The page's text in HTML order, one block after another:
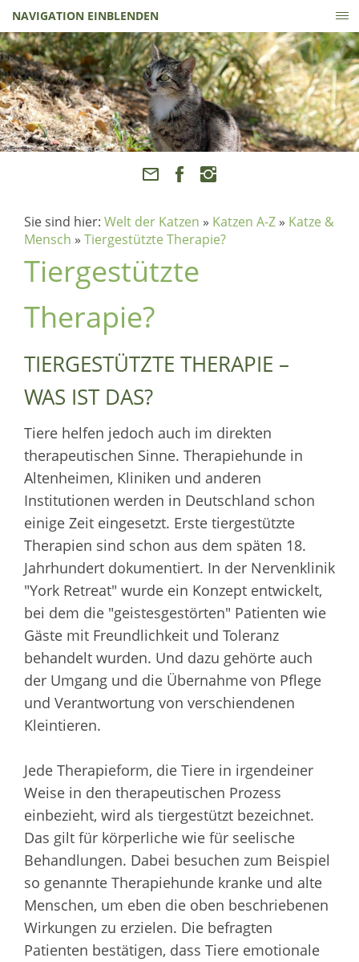
NAVIGATION EINBLENDEN
Sie sind hier: Welt der Katzen » Katzen A-Z » Katze &
Mensch » Tiergestützte Therapie?
Tiergestützte
Therapie?
TIERGESTÜTZTE THERAPIE –
WAS IST DAS?
Tiere helfen jedoch auch im direkten
therapeutischen Sinne. Therapiehunde in
Altenheimen, Kliniken und anderen
Institutionen werden in Deutschland schon
einige Zeit eingesetzt. Erste tiergestützte
Therapien sind schon aus dem späten 18.
Jahrhundert dokumentiert. In der Nervenklinik
"York Retreat" wurde ein Konzept entwickelt,
bei dem die "geistesgestörten" Patienten wie
Gäste mit Freundlichkeit und Toleranz
behandelt wurden. Und dazu gehörte auch
der Umgang und die Übernahme von Pflege
und Verantwortung von verschiendenen
Kleintieren.
Jede Therapieform, die Tiere in irgendeiner
Weise in den therapeutischen Prozess
einbezieht, wird als tiergestützt bezeichnet.
Das gilt für körperliche wie für seelische
Behandlungen. Dabei besuchen zum Beispiel
so genannte Therapiehunde kranke und alte
Menschen, um eben die oben beschriebenen
Wirkungen zu erzielen. Die befragten
Patienten bestätigen, dass Tiere emotionale